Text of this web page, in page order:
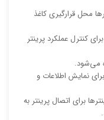
محل قرارگیری کاغذ
کنترل عملکرد پرینتر
می‌شود.
نمایش اطلاعات و
برای اتصال پرینتر به